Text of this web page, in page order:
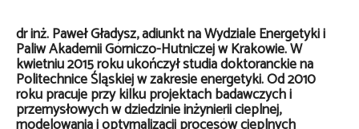
dr inż. Paweł Gładysz, adiunkt na Wydziale Energetyki i
Paliw Akademii Górniczo-Hutniczej w Krakowie. W
kwietniu 2015 roku ukończył studia doktoranckie na
Politechnice Śląskiej w zakresie energetyki. Od 2010
roku pracuje przy kilku projektach badawczych i
przemysłowych w dziedzinie inżynierii cieplnej,